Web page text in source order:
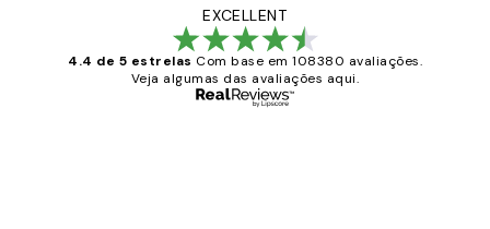
EXCELLENT
4.4 de 5 estrelas Com base em 108380 avaliações.
Veja algumas das avaliações aqui.